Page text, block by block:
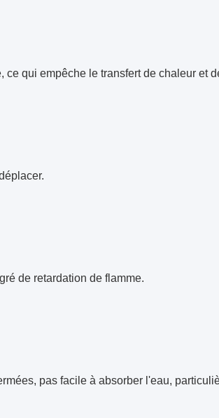
qui empêche le transfert de chaleur et
de retardation de flamme.
pas facile à absorber l'eau,